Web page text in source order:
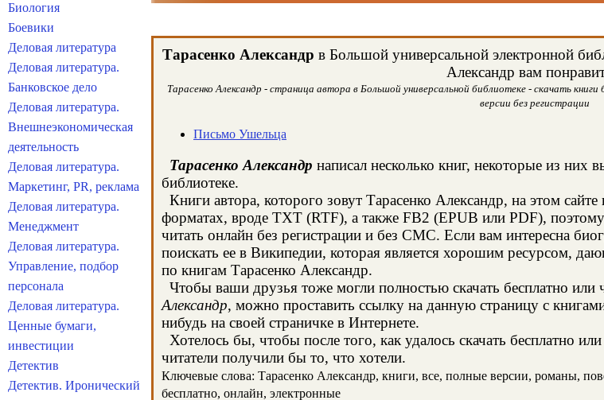
Тарасенко Александр в Большой универсальной электронной
Александр вам
Тарасенко Александр - страница автора в Большой универсальной библиотеке - скачать
версии без регистрации
Письмо Ушельца
Тарасенко Александр написал несколько книг, некоторые из них
библиотеке.
Книги автора, которого зовут Тарасенко Александр, на этом
форматах, вроде TXT (RTF), а также FB2 (EPUB или PDF),
читать онлайн без регистрации и без СМС. Если вам интересна
поискать ее в Википедии, которая является хорошим ресурсом,
по книгам Тарасенко Александр.
Чтобы ваши друзья тоже могли полностью скачать бесплатно или
Александр, можно проставить ссылку на данную страницу с
нибудь на своей страничке в Интернете.
Хотелось бы, чтобы после того, как удалось скачать бесплатно
читатели получили бы то, что хотели.
Ключевые слова: Тарасенко Александр, книги, все, полные версии, романы,
бесплатно, онлайн, электронные
Биология
Боевики
Деловая литература
Деловая литература.
Банковское дело
Деловая литература.
Внешнеэкономическая
деятельность
Деловая литература.
Маркетинг, PR, реклама
Деловая литература.
Менеджмент
Деловая литература.
Управление, подбор
персонала
Деловая литература.
Ценные бумаги,
инвестиции
Детектив
Детектив. Иронический